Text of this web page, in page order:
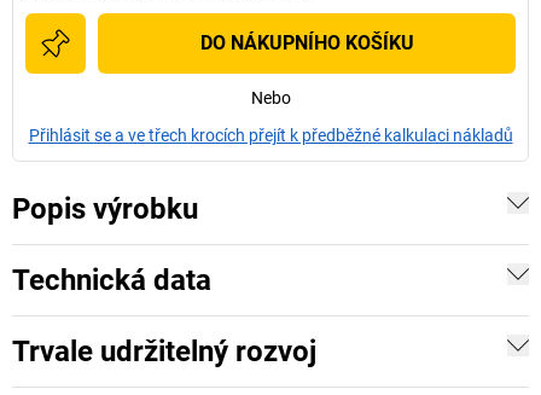
DO NÁKUPNÍHO KOŠÍKU
Nebo
Přihlásit se a ve třech krocích přejít k předběžné kalkulaci nákladů
Popis výrobku
Technická data
Trvale udržitelný rozvoj